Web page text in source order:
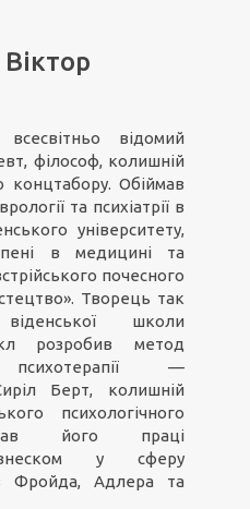
Віктор
відомий
філософ, колишній
концтабору. Обіймав
та психіатрії в
університету,
в медицині та
почесного
Творець так
школи
розробив метод
психотерапії —
Берт, колишній
психологічного
його праці
внеском у сферу
Фройда, Адлера та